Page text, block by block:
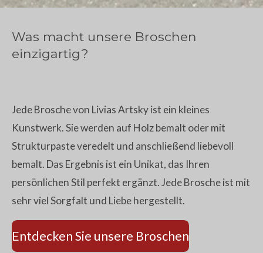
Was macht unsere Broschen
einzigartig?
Jede Brosche von Livias Artsky ist ein kleines
Kunstwerk. Sie werden auf Holz bemalt oder mit
Strukturpaste veredelt und anschließend liebevoll
bemalt. Das Ergebnis ist ein Unikat, das Ihren
persönlichen Stil perfekt ergänzt. Jede Brosche ist mit
sehr viel Sorgfalt und Liebe hergestellt.
Entdecken Sie unsere Broschen